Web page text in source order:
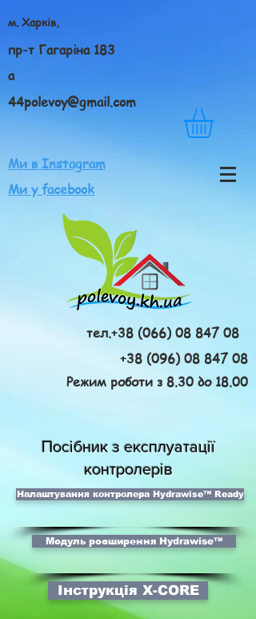
м. Харків,
пр-т Гагаріна 183
а
44polevoy@gmail.com
Ми в Instagram
Ми у facebook
тел.+38 (066) 08 847 08
+38 (096) 08 847 08
Режим роботи з 8.30 до 18.00
Посібник з експлуатації
контролерів
Налаштування контролера Hydrawise™ Ready
Модуль розширення Hydrawise™
Інструкція X-CORE